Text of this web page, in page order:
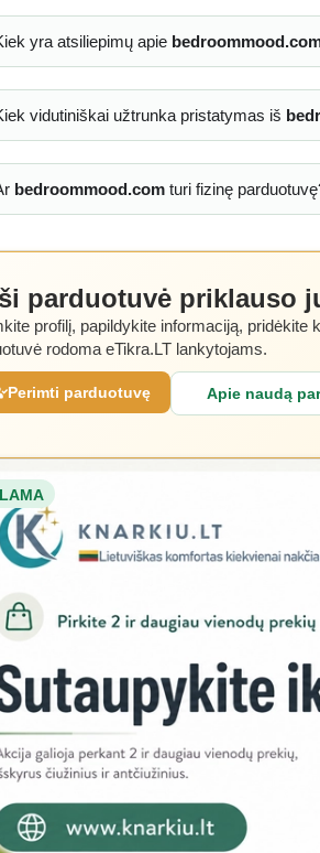
yra atsiliepimų apie
vidutiniškai užtrunka pristatymas iš
bedroommood.comturi fizinę
parduotuvė priklauso
profilį, papildykite informaciją, pridėkite
rodoma eTikra.LT lankytojams.
Perimti parduotuvę Apie naudą